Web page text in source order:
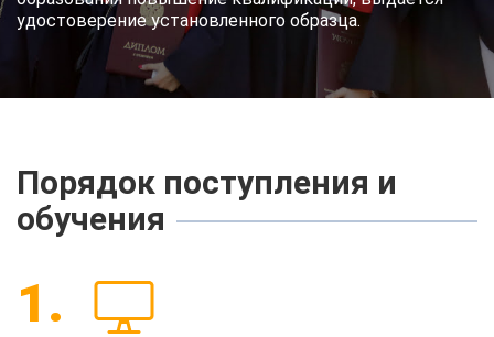
удостоверение установленного образца.
Порядок поступления и
обучения
1.